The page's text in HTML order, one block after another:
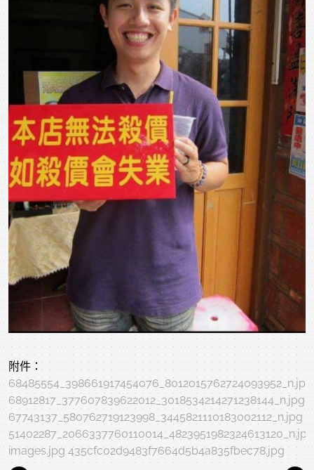
附件：
68485554_398661917454076_8012015762724093952_n.jpg
68912817_377607839622012_3018534214271238144_n.jpg
67743137_580762719123998_3445821110183002112_n.jpg
51402287_2066337760110014_4823951982324613120_n.jpg
images.jpg 435cfc02d9483f7664d5b4a835fbec78.jpg